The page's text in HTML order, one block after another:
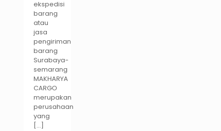
ekspedisi
barang
atau
jasa
pengiriman
barang
Surabaya-
semarang
MAKHARYA
CARGO
merupakan
perusahaan
yang
[…]